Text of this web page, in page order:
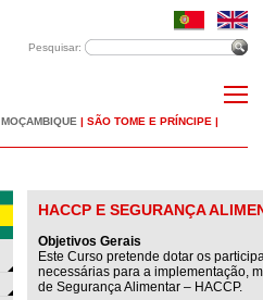
Pesquisar:
MOÇAMBIQUE | SÃO TOME E PRÍNCIPE |
HACCP E SEGURANÇA
Objetivos Gerais
Este Curso pretende dotar os
necessárias para a implementação,
de Segurança Alimentar – HACCP.